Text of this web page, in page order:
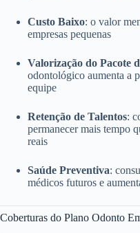
Custo Baixo: o valor
empresas pequenas
Valorização do Pacote
odontológico aumenta a
equipe
Retenção de Talentos:
permanecer mais tempo
reais
Saúde Preventiva:
médicos futuros e
Coberturas do Plano Odonto